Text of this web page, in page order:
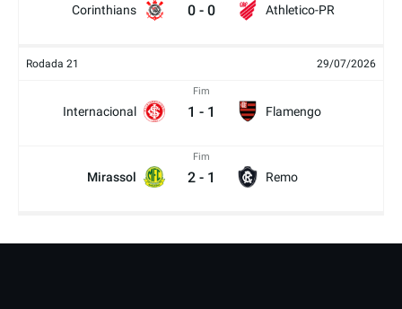
Corinthians 0 - 0 Athletico-PR
Rodada 21 29/07/2026
Internacional
Fim
1 - 1 Flamengo
Mirassol
Fim
2 - 1 Remo